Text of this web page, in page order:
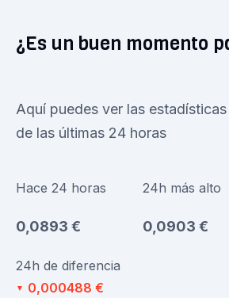
¿Es un buen momento
Aquí puedes ver las
de las últimas 24 horas
Hace 24 horas
0,0893 €
24h más alto
0,0903 €
24h de diferencia
▼ 0,000488 €